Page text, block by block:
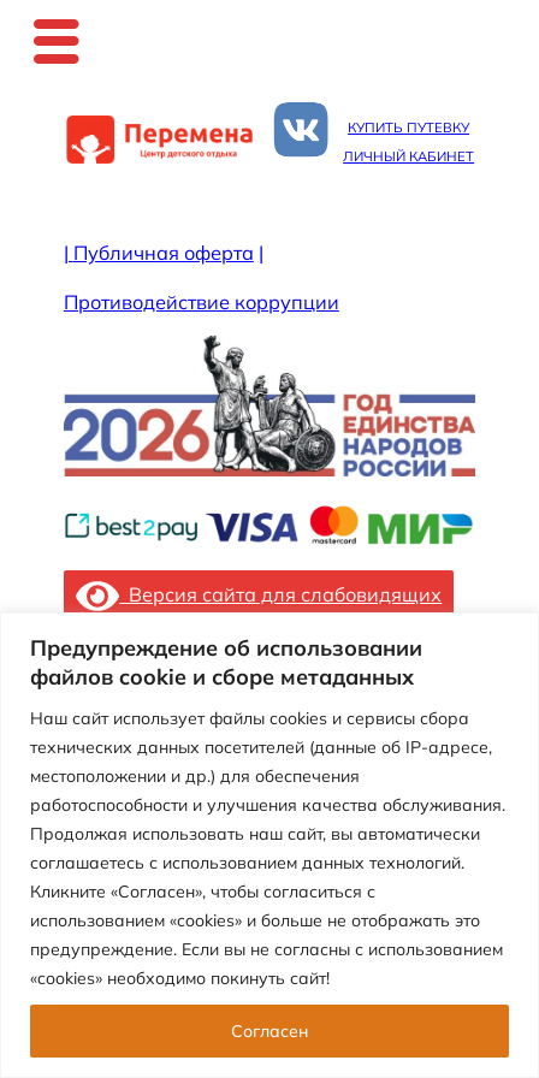
Предупреждение об использовании
файлов cookie и сборе метаданных
Наш сайт использует файлы cookies и сервисы сбора
технических данных посетителей (данные об IP-адресе,
местоположении и др.) для обеспечения
работоспособности и улучшения качества обслуживания.
Продолжая использовать наш сайт, вы автоматически
соглашаетесь с использованием данных технологий.
Кликните «Согласен», чтобы согласиться с
использованием «cookies» и больше не отображать это
предупреждение. Если вы не согласны с использованием
«cookies» необходимо покинуть сайт!
Согласен
к
содержимому
КУПИТЬ ПУТЕВКУ
ЛИЧНЫЙ КАБИНЕТ
| Публичная оферта |
Противодействие коррупции
Версия сайта для слабовидящих
Муниципальное автономное учреждение
«Центр детского отдыха «Перемена»